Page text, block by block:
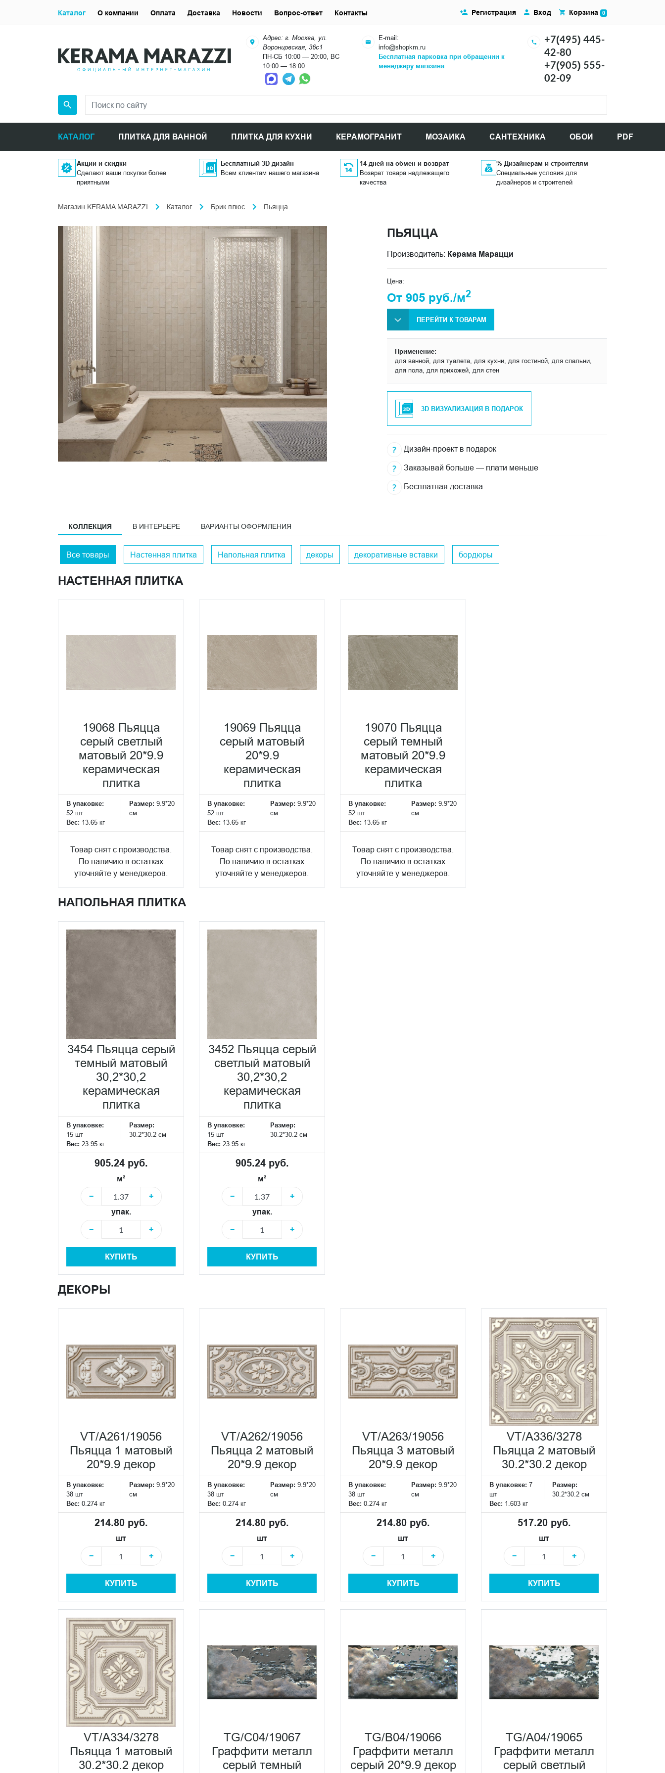
Адрес: г. Москва, ул.
Воронцовская, 36с1
ПН-СБ 10:00 — 20:00, ВС
10:00 — 18:00
E-mail:
info@shopkm.ru
Бесплатная парковка при обращении к
менеджеру магазина
+7(495) 445-
42-80
+7(905) 555-
02-09
КАТАЛОГ ПЛИТКА ДЛЯ ВАННОЙ ПЛИТКА ДЛЯ КУХНИ КЕРАМОГРАНИТ МОЗАИКА САНТЕХНИКА ОБОИ PDF
Регистрация Вход Корзина 0
Каталог О компании Оплата Доставка Новости Вопрос-ответ Контакты
Акции и скидки
Сделают ваши покупки более
приятными
Бесплатный 3D дизайн
Всем клиентам нашего магазина
14 дней на обмен и возврат
Возврат товара надлежащего
качества
% Дизайнерам и строителям
Специальные условия для
дизайнеров и строителей
Магазин KERAMA MARAZZI Каталог Брик плюс Пьяцца
ПЬЯЦЦА
Производитель: Керама Марацци
Цена:
От 905 руб./м2
ПЕРЕЙТИ К ТОВАРАМ
Применение:
для ванной, для туалета, для кухни, для гостиной, для спальни,
для пола, для прихожей, для стен
3D ВИЗУАЛИЗАЦИЯ В ПОДАРОК
Дизайн-проект в подарок
Заказывай больше — плати меньше
Бесплатная доставка
КОЛЛЕКЦИЯ В ИНТЕРЬЕРЕ ВАРИАНТЫ ОФОРМЛЕНИЯ
Все товары Настенная плитка Напольная плитка декоры декоративные вставки бордюры
НАСТЕННАЯ ПЛИТКА
19068 Пьяцца
серый светлый
матовый 20*9.9
керамическая
плитка
В упаковке:
52 шт
Размер: 9.9*20
см
Вес: 13.65 кг
Товар снят с производства.
По наличию в остатках
уточняйте у менеджеров.
19069 Пьяцца
серый матовый
20*9.9
керамическая
плитка
В упаковке:
52 шт
Размер: 9.9*20
см
Вес: 13.65 кг
Товар снят с производства.
По наличию в остатках
уточняйте у менеджеров.
19070 Пьяцца
серый темный
матовый 20*9.9
керамическая
плитка
В упаковке:
52 шт
Размер: 9.9*20
см
Вес: 13.65 кг
Товар снят с производства.
По наличию в остатках
уточняйте у менеджеров.
НАПОЛЬНАЯ ПЛИТКА
3454 Пьяцца серый
темный матовый
30,2*30,2
керамическая
плитка
В упаковке:
15 шт
Размер:
30.2*30.2 см
Вес: 23.95 кг
905.24 руб.
м²
−
+
упак.
−
+
КУПИТЬ
3452 Пьяцца серый
светлый матовый
30,2*30,2
керамическая
плитка
В упаковке:
15 шт
Размер:
30.2*30.2 см
Вес: 23.95 кг
905.24 руб.
м²
−
+
упак.
−
+
КУПИТЬ
ДЕКОРЫ
VT/A261/19056
Пьяцца 1 матовый
20*9.9 декор
В упаковке:
38 шт
Размер: 9.9*20
см
Вес: 0.274 кг
214.80 руб.
шт
−
+
КУПИТЬ
VT/A262/19056
Пьяцца 2 матовый
20*9.9 декор
В упаковке:
38 шт
Размер: 9.9*20
см
Вес: 0.274 кг
214.80 руб.
шт
−
+
КУПИТЬ
VT/A263/19056
Пьяцца 3 матовый
20*9.9 декор
В упаковке:
38 шт
Размер: 9.9*20
см
Вес: 0.274 кг
214.80 руб.
шт
−
+
КУПИТЬ
VT/A336/3278
Пьяцца 2 матовый
30.2*30.2 декор
В упаковке: 7
шт
Размер:
30.2*30.2 см
Вес: 1.603 кг
517.20 руб.
шт
−
+
КУПИТЬ
VT/A334/3278
Пьяцца 1 матовый
30.2*30.2 декор
TG/C04/19067
Граффити металл
серый темный
TG/B04/19066
Граффити металл
серый 20*9.9 декор
TG/A04/19065
Граффити металл
серый светлый